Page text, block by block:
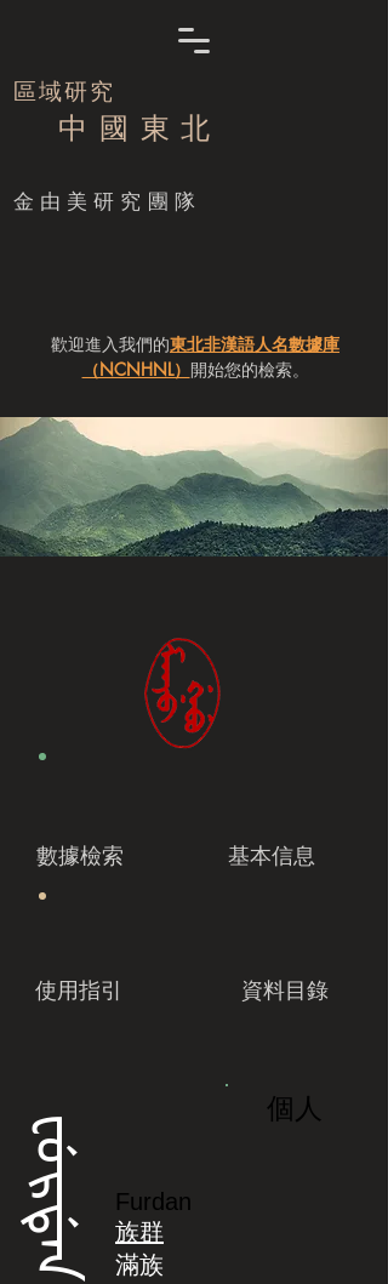
區域研究
中 國 東 北
​金由美研究團隊
歡迎進入我們的東北非漢語人名數據庫
（NCNHNL） 開始您的檢索。
數據檢索 基本信息
使用指引 資料目錄
ᡶᡠᡵᡩᠠᠨ
個人
Furdan
族群
滿族